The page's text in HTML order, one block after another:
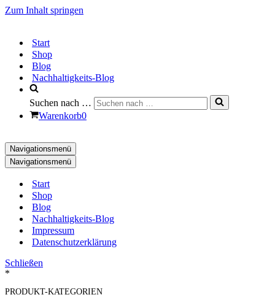
Zum Inhalt springen
Start
Shop
Blog
Nachhaltigkeits-Blog
Suchen nach …
Warenkorb0
Navigationsmenü
Navigationsmenü
Start
Shop
Blog
Nachhaltigkeits-Blog
Impressum
Datenschutzerklärung
Schließen
*
PRODUKT-KATEGORIEN